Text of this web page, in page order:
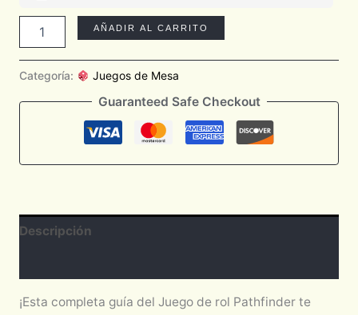
AÑADIR AL CARRITO
Categoría: Juegos de Mesa
Guaranteed Safe Checkout
Descripción
¡Esta completa guía del Juego de rol Pathfinder te